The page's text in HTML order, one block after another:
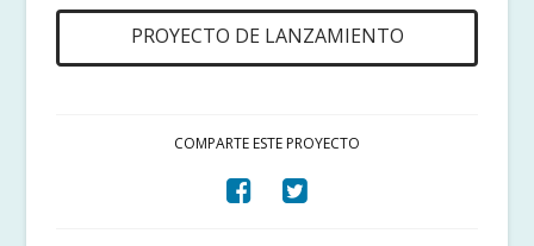
PROYECTO DE LANZAMIENTO
COMPARTE ESTE PROYECTO